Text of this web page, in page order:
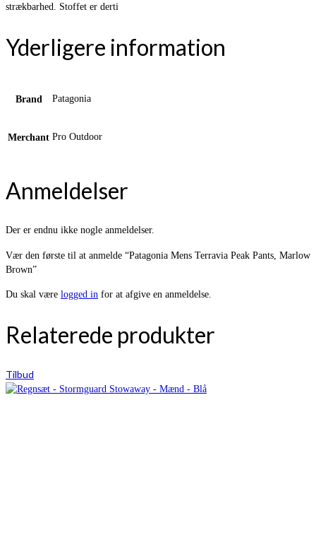
strækbarhed. Stoffet er derti
Yderligere information
Brand Patagonia
Merchant Pro Outdoor
Anmeldelser
Der er endnu ikke nogle anmeldelser.
Vær den første til at anmelde “Patagonia Mens Terravia Peak Pants, Marlow
Brown”
Du skal være logged in for at afgive en anmeldelse.
Relaterede produkter
Tilbud